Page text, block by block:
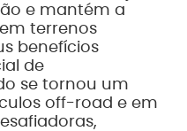
e mantém a
terrenos
benefícios
de
se tornou um
off-road e em